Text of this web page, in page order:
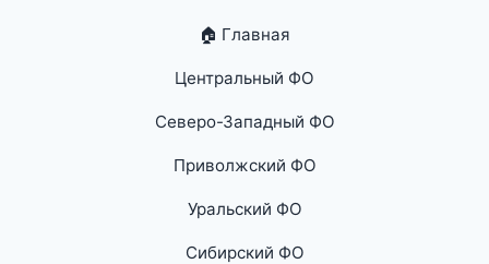
🏠 Главная
Центральный ФО
Северо-Западный ФО
Приволжский ФО
Уральский ФО
Сибирский ФО